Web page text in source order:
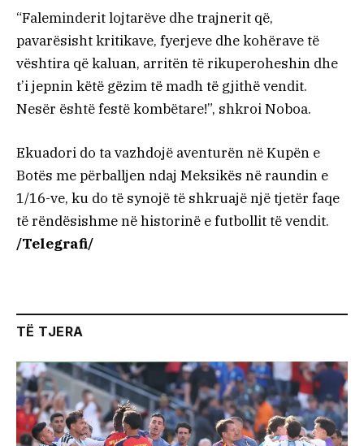
“Faleminderit lojtarëve dhe trajnerit që,
pavarësisht kritikave, fyerjeve dhe kohërave të
vështira që kaluan, arritën të rikuperoheshin dhe
t’i jepnin këtë gëzim të madh të gjithë vendit.
Nesër është festë kombëtare!”, shkroi Noboa.
Ekuadori do ta vazhdojë aventurën në Kupën e
Botës me përballjen ndaj Meksikës në raundin e
1/16-ve, ku do të synojë të shkruajë një tjetër faqe
të rëndësishme në historinë e futbollit të vendit.
/Telegrafi/
TË TJERA